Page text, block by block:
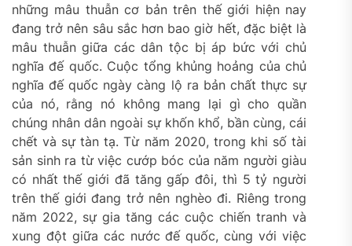
những mâu thuẫn cơ bản trên thế giới hiện nay
đang trở nên sâu sắc hơn bao giờ hết, đặc biệt là
mâu thuẫn giữa các dân tộc bị áp bức với chủ
nghĩa đế quốc. Cuộc tổng khủng hoảng của chủ
nghĩa đế quốc ngày càng lộ ra bản chất thực sự
của nó, rằng nó không mang lại gì cho quần
chúng nhân dân ngoài sự khốn khổ, bần cùng, cái
chết và sự tàn tạ. Từ năm 2020, trong khi số tài
sản sinh ra từ việc cướp bóc của năm người giàu
có nhất thế giới đã tăng gấp đôi, thì 5 tỷ người
trên thế giới đang trở nên nghèo đi. Riêng trong
năm 2022, sự gia tăng các cuộc chiến tranh và
xung đột giữa các nước đế quốc, cùng với việc